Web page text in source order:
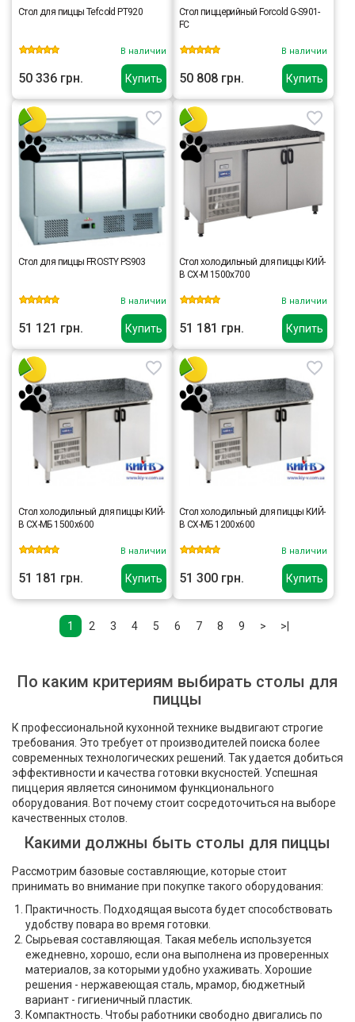
Купить
Стол для пиццы Tefcold PT920
В наличии
50 336 грн. Купить
Стол пиццерийный Forcold G-S901-
FC
В наличии
50 808 грн.
Купить
Стол для пиццы FROSTY PS903
В наличии
51 121 грн. Купить
Стол холодильный для пиццы КИЙ-
В СХ-М 1500х700
В наличии
51 181 грн.
Купить
Стол холодильный для пиццы КИЙ-
В СХ-МБ 1500х600
В наличии
51 181 грн. Купить
Стол холодильный для пиццы КИЙ-
В СХ-МБ 1200х600
В наличии
51 300 грн.
1 2 3 4 5 6 7 8 9 > >|
По каким критериям выбирать столы для
пиццы
К профессиональной кухонной технике выдвигают строгие
требования. Это требует от производителей поиска более
современных технологических решений. Так удается добиться
эффективности и качества готовки вкусностей. Успешная
пиццерия является синонимом функционального
оборудования. Вот почему стоит сосредоточиться на выборе
качественных столов.
Какими должны быть столы для пиццы
Рассмотрим базовые составляющие, которые стоит
принимать во внимание при покупке такого оборудования:
Практичность. Подходящая высота будет способствовать
удобству повара во время готовки.
Сырьевая составляющая. Такая мебель используется
ежедневно, хорошо, если она выполнена из проверенных
материалов, за которыми удобно ухаживать. Хорошие
решения - нержавеющая сталь, мрамор, бюджетный
вариант - гигиеничный пластик.
Компактность. Чтобы работники свободно двигались по